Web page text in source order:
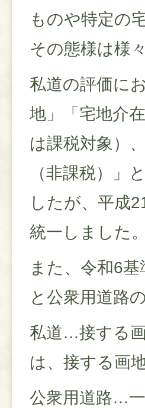
ものや特定の
その態様は様
私道の評価に
地」「宅地介
は課税対象）
（非課税）」
したが、平成
統一しました。
また、令和6
と公衆用道路
私道…接する
は、接する画
公衆用道路…